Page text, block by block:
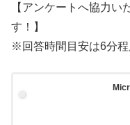
【アンケートへ協力い
す！】
※回答時間目安は6分程